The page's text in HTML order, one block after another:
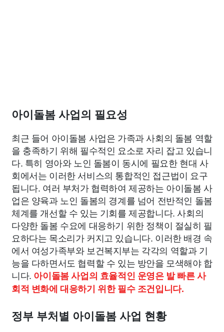
아이돌봄 사업의 필요성
최근 들어 아이돌봄 사업은 가족과 사회의 돌봄 역할
을 충족하기 위해 필수적인 요소로 자리 잡고 있습니
다. 특히 영아와 노인 돌봄이 동시에 필요한 현대 사
회에서는 이러한 서비스의 통합적인 접근법이 요구
됩니다. 여러 부처가 협력하여 제공하는 아이돌봄 사
업은 양육과 노인 돌봄의 경계를 넘어 전반적인 돌봄
체계를 개선할 수 있는 기회를 제공합니다. 사회의
다양한 돌봄 수요에 대응하기 위한 정책이 절실히 필
요하다는 목소리가 커지고 있습니다. 이러한 배경 속
에서 여성가족부와 보건복지부는 각각의 역할과 기
능을 다하면서도 협력할 수 있는 방안을 모색해야 합
니다. 아이돌봄 사업의 효율적인 운영은 발 빠른 사
회적 변화에 대응하기 위한 필수 조건입니다.
정부 부처별 아이돌봄 사업 현황